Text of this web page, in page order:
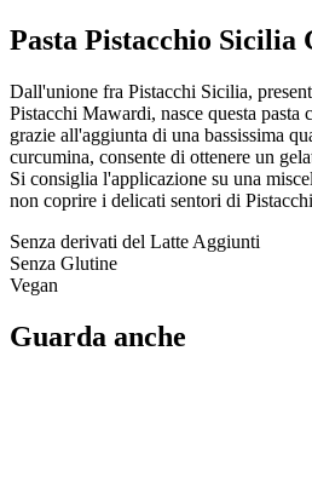
Pasta Pistacchio Sicilia
Dall'unione fra Pistacchi Sicilia,
Pistacchi Mawardi, nasce questa pasta
grazie all'aggiunta di una bassissima
curcumina, consente di ottenere un
Si consiglia l'applicazione su una
non coprire i delicati sentori di
Senza derivati del Latte Aggiunti
Senza Glutine
Vegan
Guarda anche